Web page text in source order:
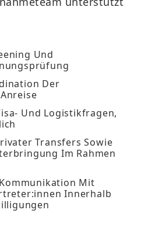
Und
Der
Und Logistikfragen,
Transfers Sowie
Im Rahmen
Mit
Innerhalb